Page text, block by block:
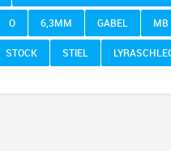
O 6,3MM GABEL MB
STOCK STIEL